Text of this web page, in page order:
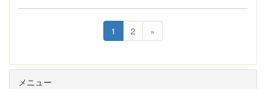
1 2 »
メニュー